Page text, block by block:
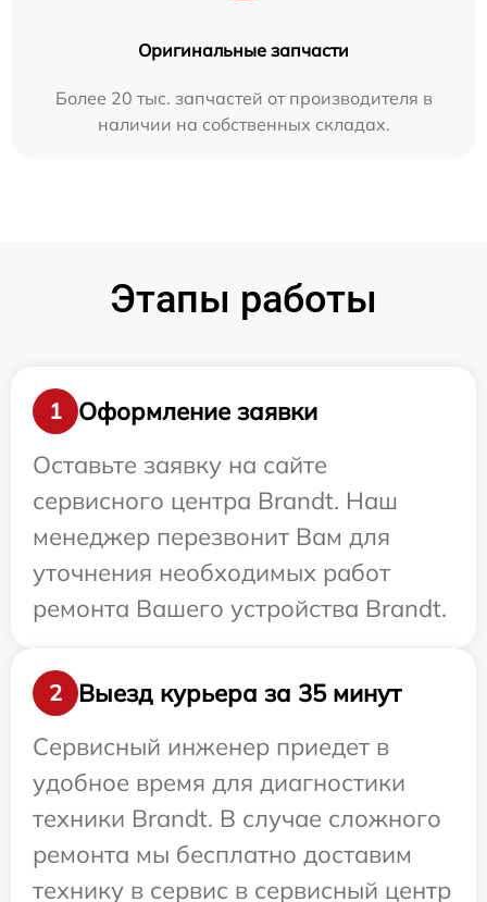
Оригинальные запчасти
Более 20 тыс. запчастей от производителя в
наличии на собственных складах.
Этапы работы
1
Оформление заявки
Оставьте заявку на сайте
сервисного центра Brandt. Наш
менеджер перезвонит Вам для
уточнения необходимых работ
ремонта Вашего устройства Brandt.
2
Выезд курьера за 35 минут
Сервисный инженер приедет в
удобное время для диагностики
техники Brandt. В случае сложного
ремонта мы бесплатно доставим
технику в сервис в сервисный центр